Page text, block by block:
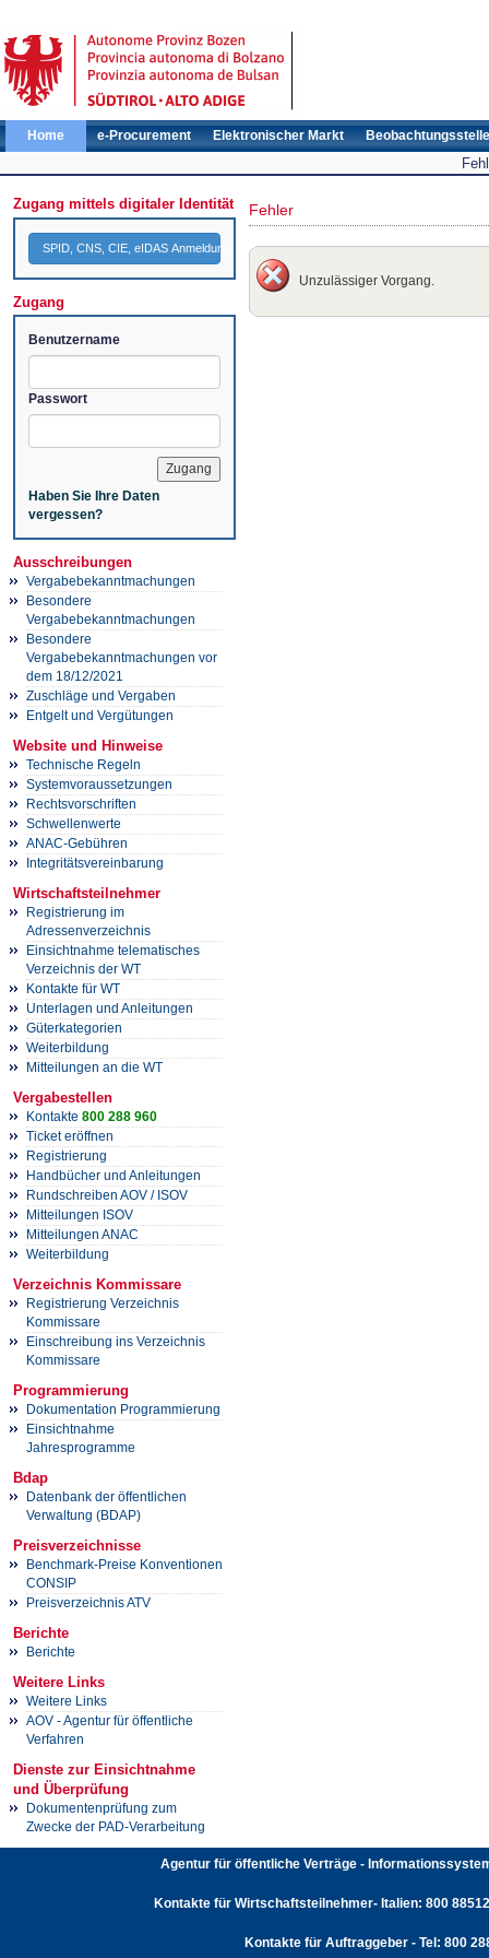
Home e-Procurement Elektronischer Markt Beobachtungsstelle
Zugang mittels digitaler Identität
SPID, CNS, CIE, eIDAS Anmeldung
Zugang
Benutzername
Passwort
Haben Sie Ihre Daten
vergessen?
Ausschreibungen
Vergabebekanntmachungen
Besondere
Vergabebekanntmachungen
Besondere
Vergabebekanntmachungen vor
dem 18/12/2021
Zuschläge und Vergaben
Entgelt und Vergütungen
Website und Hinweise
Technische Regeln
Systemvoraussetzungen
Rechtsvorschriften
Schwellenwerte
ANAC-Gebühren
Integritätsvereinbarung
Wirtschaftsteilnehmer
Registrierung im
Adressenverzeichnis
Einsichtnahme telematisches
Verzeichnis der WT
Kontakte für WT
Unterlagen und Anleitungen
Güterkategorien
Weiterbildung
Mitteilungen an die WT
Vergabestellen
Kontakte 800 288 960
Ticket eröffnen
Registrierung
Handbücher und Anleitungen
Rundschreiben AOV / ISOV
Mitteilungen ISOV
Mitteilungen ANAC
Weiterbildung
Verzeichnis Kommissare
Registrierung Verzeichnis
Kommissare
Einschreibung ins Verzeichnis
Kommissare
Programmierung
Dokumentation Programmierung
Einsichtnahme
Jahresprogramme
Bdap
Datenbank der öffentlichen
Verwaltung (BDAP)
Preisverzeichnisse
Benchmark-Preise Konventionen
CONSIP
Preisverzeichnis ATV
Berichte
Berichte
Weitere Links
Weitere Links
AOV - Agentur für öffentliche
Verfahren
Dienste zur Einsichtnahme
und Überprüfung
Dokumentenprüfung zum
Zwecke der PAD-Verarbeitung
Fehler
Unzulässiger Vorgang.
Agentur für öffentliche Verträge -
Kontakte für Wirtschaftsteilnehmer- Italien: 800
Kontakte für Auftraggeber - Tel: 800